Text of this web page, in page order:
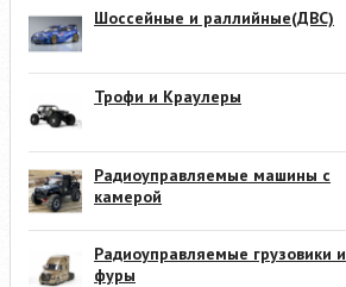
Шоссейные и раллийные(ДВС)
Трофи и Краулеры
Радиоуправляемые машины с
камерой
Радиоуправляемые грузовики и
фуры